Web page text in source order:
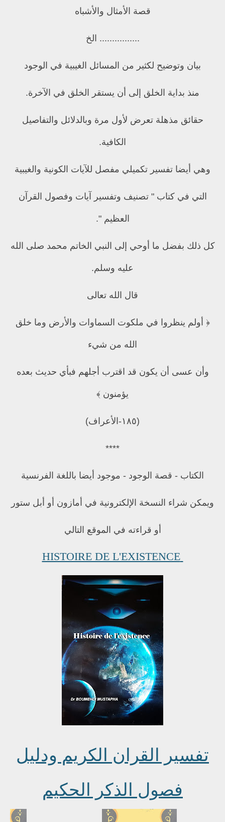
قصة الأمثال والأشباه
................ الخ
بيان وتوضيح لكثير من المسائل الغيبية في الوجود
منذ بداية الخلق إلى أن يستقر الخلق في الآخرة.
حقائق مذهلة تعرض لأول مرة وبالدلائل والتفاصيل
الكافية.
وهي أيضا تفسير تكميلي مفصل للآيات الكونية والغيبية
التي في كتاب " تصنيف وتفسير آيات وفصول القرآن
العظيم ".
كل ذلك بفضل ما أوحي إلى النبي الخاتم محمد صلى الله
عليه وسلم.
قال الله تعالى
﴿ أولم ينظروا في ملكوت السماوات والأرض وما خلق
الله من شيء
وأن عسى أن يكون قد اقترب أجلهم فبأي حديث بعده
يؤمنون ﴾
(١٨٥-الأعراف)
****
الكتاب - قصة الوجود - موجود أيضا باللغة الفرنسية
ويمكن شراء النسخة الإلكترونية في أمازون أو أبل ستور
أو قراءته في الموقع التالي
HISTOIRE DE L'EXISTENCE
تفسير القران الكريم ودليل
فصول الذكر الحكيم